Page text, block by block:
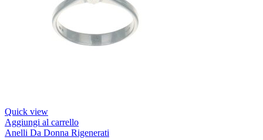
Quick view
Aggiungi al carrello
Anelli Da Donna Rigenerati